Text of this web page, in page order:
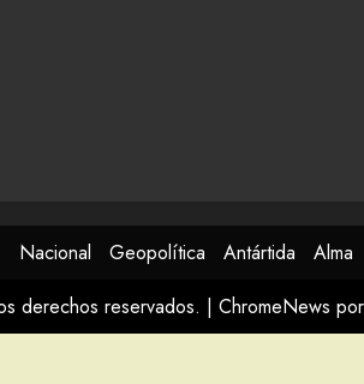
Nacional Geopolítica Antártida
Alma
derechos reservados. | ChromeNews